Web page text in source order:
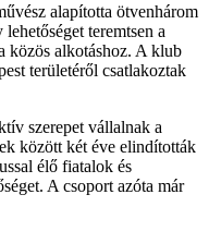
alapította ötvenhárom
teremtsen a
közös alkotáshoz. A klub
területéről csatlakoztak
szerepet vállalnak a
között két éve elindították
élő fiatalok és
A csoport azóta már